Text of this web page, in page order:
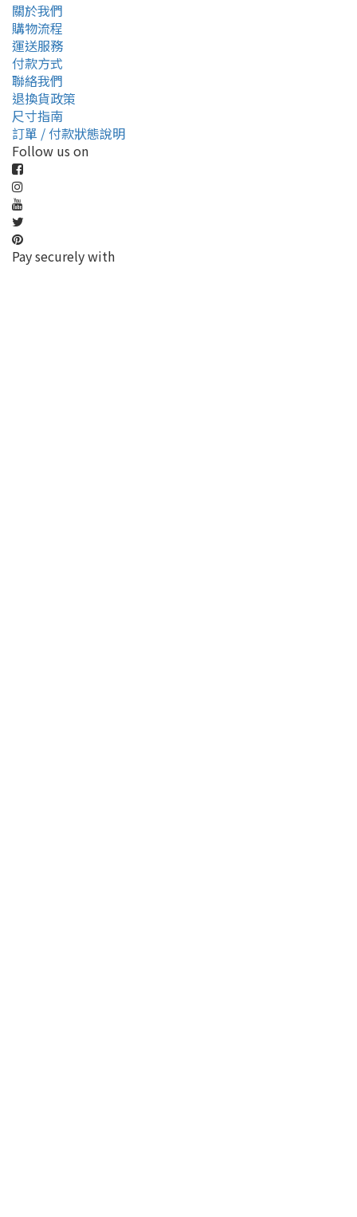
關於我們
購物流程
運送服務
付款方式
聯絡我們
退換貨政策
尺寸指南
訂單 / 付款狀態說明
Follow us on
Pay securely with